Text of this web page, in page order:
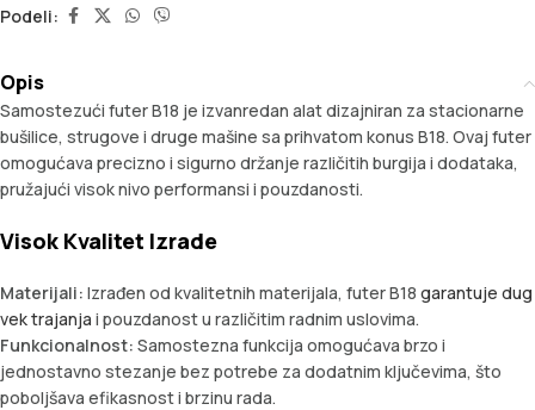
Podeli:
Opis
Samostezući futer B18 je izvanredan alat dizajniran za stacionarne
bušilice, strugove i druge mašine sa prihvatom konus B18. Ovaj futer
omogućava precizno i sigurno držanje različitih burgija i dodataka,
pružajući visok nivo performansi i pouzdanosti.
Visok Kvalitet Izrade
Materijali: Izrađen od kvalitetnih materijala, futer B18 garantuje dug
vek trajanja i pouzdanost u različitim radnim uslovima.
Funkcionalnost: Samostezna funkcija omogućava brzo i
jednostavno stezanje bez potrebe za dodatnim ključevima, što
poboljšava efikasnost i brzinu rada.